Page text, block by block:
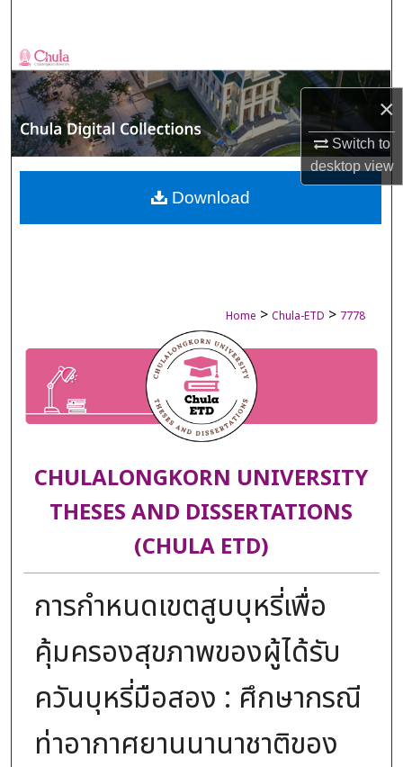
×
Switch to
desktopview
Browse Collections
My Account
About
Digital Commons Network™
Home > Chula-ETD > 7778
CHULALONGKORN UNIVERSITY
THESES AND DISSERTATIONS
(CHULA ETD)
การกำหนดเขตสูบบุหรี่เพื่อ
คุ้มครองสุขภาพของผู้ได้รับ
ควันบุหรี่มือสอง : ศึกษากรณี
ท่าอากาศยานนานาชาติของ
Download